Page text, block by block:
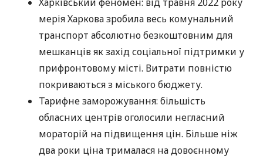
мерія Харкова зробила весь комунальний
транспорт абсолютно безкоштовним для
мешканців як захід соціальної підтримки у
прифронтовому місті. Витрати повністю
покриваються з міського бюджету.
Тарифне заморожування: більшість
обласних центрів оголосили негласний
мораторій на підвищення цін. Більше ніж
два роки ціна трималася на довоєнному